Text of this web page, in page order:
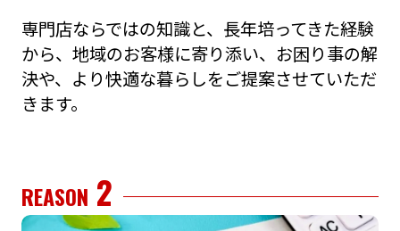
専⾨店ならではの知識と、⻑年培ってきた経験
から、地域のお客様に寄り添い、お困り事の解
決や、より快適な暮らしをご提案させていただ
きます。
REASON 2